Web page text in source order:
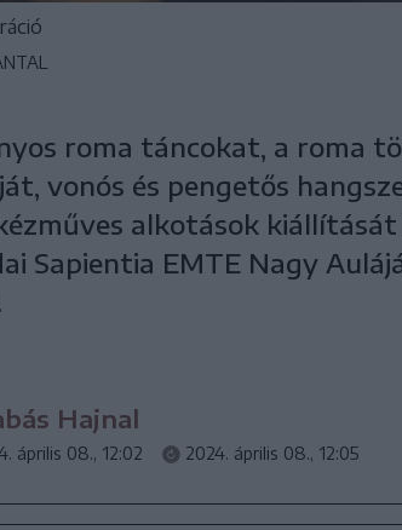
roma táncokat, a roma
vonós és pengetős
alkotások
Sapientia EMTE Nagy
Hajnal
április 08., 12:02 2024. április 08., 12:05